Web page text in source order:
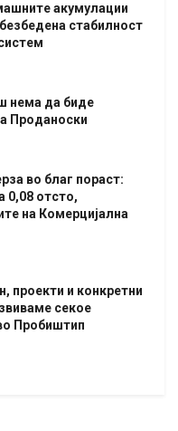
акумулации
стабилност
нема да биде
Проданоски
во благ пораст:
0,08 отсто,
на Комерцијална
проекти и конкретни
секое
Пробиштип